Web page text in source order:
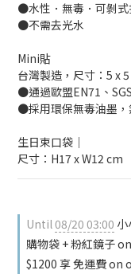
●水性．無毒．可剝式
●不需去光水
Mini貼
台灣製造，尺寸：5 x
●通過歐盟EN71、
●採用環保無毒油墨，
生日束口袋｜
尺寸：H17 x W12 cm
Until08/20 03:00
購物袋 + 粉紅鏡子
$1200 享 免運費 on